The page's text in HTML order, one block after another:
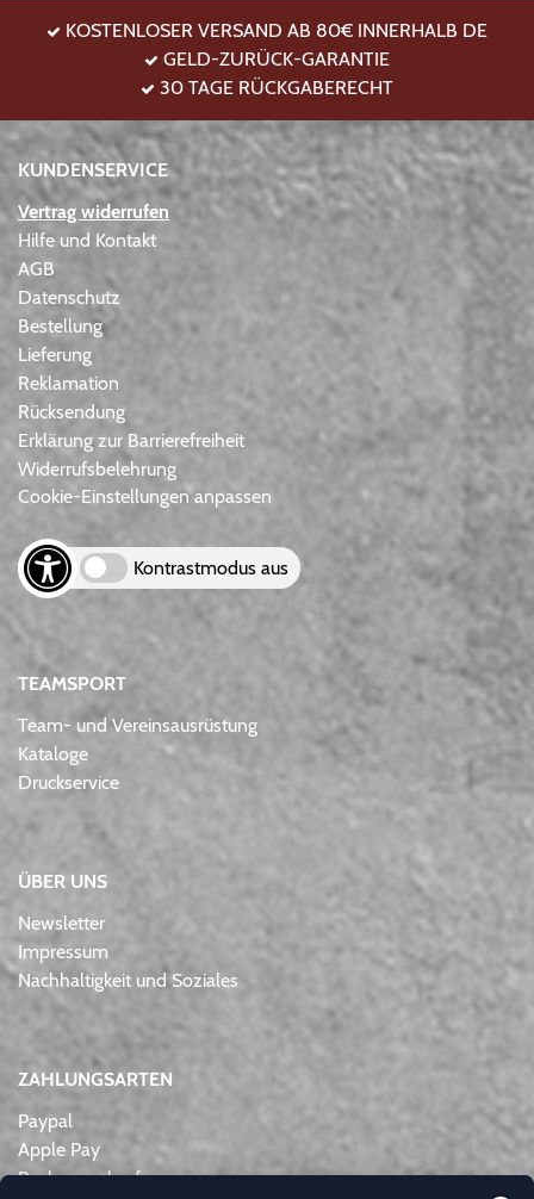
KOSTENLOSER VERSAND AB 80€ INNERHALB DE
GELD-ZURÜCK-GARANTIE
30 TAGE RÜCKGABERECHT
KUNDENSERVICE
Vertrag widerrufen
Hilfe und Kontakt
AGB
Datenschutz
Bestellung
Lieferung
Reklamation
Rücksendung
Erklärung zur Barrierefreiheit
Widerrufsbelehrung
Cookie-Einstellungen anpassen
Kontrastmodus aus
TEAMSPORT
Team- und Vereinsausrüstung
Kataloge
Druckservice
ÜBER UNS
Newsletter
Impressum
Nachhaltigkeit und Soziales
ZAHLUNGSARTEN
Paypal
Apple Pay
Rechnungskauf